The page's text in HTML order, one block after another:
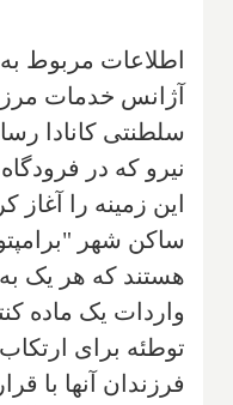
اطلاعات مربوط
آژانس خدمات
سلطنتی کانادا
نیرو که در
این زمینه را آغاز
ساکن شهر
هستند که هر یک
واردات یک ماده
توطئه برای
فرزندان آنها با